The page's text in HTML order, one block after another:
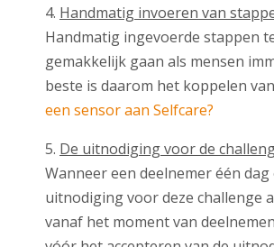
4. Handmatig invoeren van
Handmatig ingevoerde stappen
gemakkelijk gaan als mensen
beste is daarom het koppelen
een sensor aan Selfcare?
5. De uitnodiging voor de
Wanneer een deelnemer één
uitnodiging voor deze challenge
vanaf het moment van